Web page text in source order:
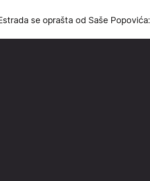
se oprašta od Saše Popovića: